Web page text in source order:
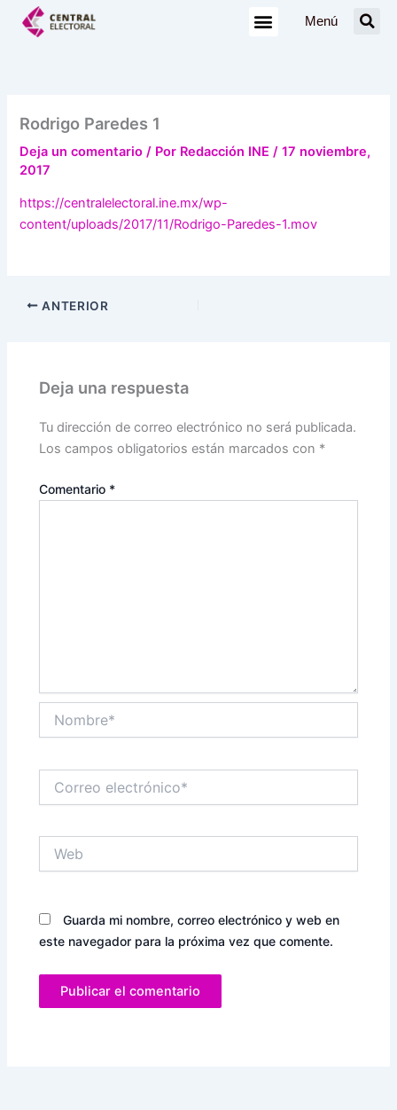
Menú
Rodrigo Paredes 1
Deja un comentario / Por Redacción INE/17 noviembre,
2017
https://centralelectoral.ine.mx/wp-
content/uploads/2017/11/Rodrigo-Paredes-1.mov
ANTERIOR
Deja una respuesta
Tu dirección de correo electrónico no será publicada.
Los campos obligatorios están marcados con *
Comentario *
electrónico*
Guarda mi nombre, correo electrónico y web en
este navegador para la próxima vez que comente.